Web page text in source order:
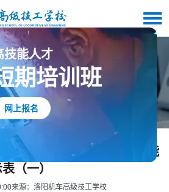
4月25日洛阳机车职业教育中心职业技能
机车职业教育中心职业技能
（一）
来源：洛阳机车高级技工学校
技能人才
期培训班
网上报名